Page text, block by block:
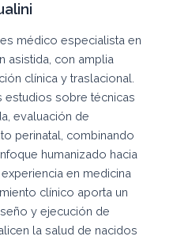
médico especialista en
asistida, con amplia
clínica y traslacional.
estudios sobre técnicas
evaluación de
perinatal, combinando
humanizado hacia
en medicina
clínico aporta un
y ejecución de
la salud de nacidos